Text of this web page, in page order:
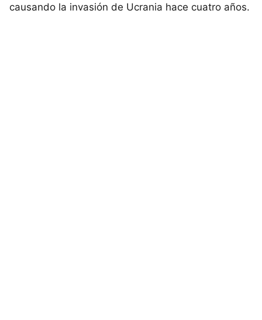
causando la invasión de Ucrania hace cuatro años.